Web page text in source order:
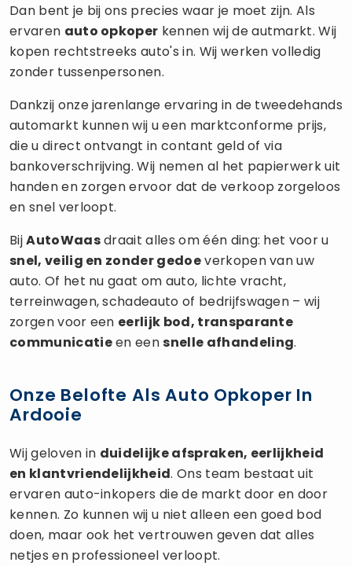
Dan bent je bij ons precies waar je moet zijn. Als
ervaren auto opkoper kennen wij de autmarkt. Wij
kopen rechtstreeks auto's in. Wij werken volledig
zonder tussenpersonen.
Dankzij onze jarenlange ervaring in de tweedehands
automarkt kunnen wij u een marktconforme prijs,
die u direct ontvangt in contant geld of via
bankoverschrijving. Wij nemen al het papierwerk uit
handen en zorgen ervoor dat de verkoop zorgeloos
en snel verloopt.
BijAutoWaasdraait alles om één ding: het voor u
snel, veilig en zonder gedoeverkopen van uw
auto. Of het nu gaat om auto, lichte vracht,
terreinwagen, schadeauto of bedrijfswagen – wij
zorgen voor een eerlijk bod, transparante
communicatieen eensnelle afhandeling.
Onze Belofte Als Auto Opkoper In
Ardooie
Wij geloven in duidelijke afspraken, eerlijkheid
en klantvriendelijkheid. Ons team bestaat uit
ervaren auto-inkopers die de markt door en door
kennen. Zo kunnen wij u niet alleen een goed bod
doen, maar ook het vertrouwen geven dat alles
netjes en professioneel verloopt.